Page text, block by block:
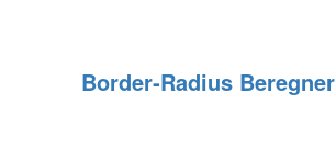
Border‑Radius Beregner